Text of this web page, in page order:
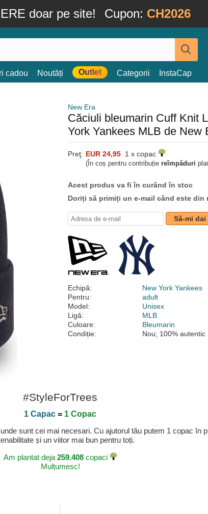
doar pe site! Cupon: CH2026
cadou Noutăți Outlet Categorii InstaCap
New Era
Căciuli bleumarin Cuff Knit
York Yankees MLB de New
Preţ: EUR 24,95 1 x copac
(În coș pentru contribuție reîmpăduri
Acest produs va fi în curând în stoc
Doriți să primiți un e-mail când este din
Să-mi
Echipă:
New York Yankees
Pentru:
adult
Model:
Unisex
Ligă:
MLB
Culoare:
Bleumarin
Condiție:
Nou; 100% autentic
#StyleForTrees
1 Capac = 1 Copac
sunt cei mai necesari. Cu ajutorul tău putem 1 copac în
și un viitor mai bun pentru toți.
Am plantat deja 259.408copaci
Mulțumesc!